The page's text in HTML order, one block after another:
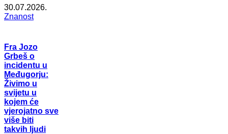
30.07.2026.
Znanost
Fra Jozo
Grbeš o
incidentu u
Međugorju:
Živimo u
svijetu u
kojem će
vjerojatno sve
više biti
takvih ljudi